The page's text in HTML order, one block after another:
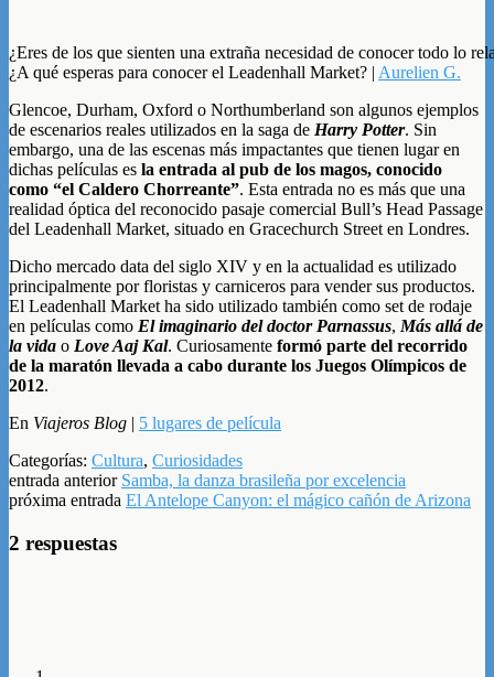
¿Eres de los que sienten una extraña necesidad de conocer todo lo
¿A qué esperas para conocer el Leadenhall Market? | Aurelien G.
Glencoe, Durham, Oxford o Northumberland son algunos ejemplos
de escenarios reales utilizados en la saga de Harry Potter. Sin
embargo, una de las escenas más impactantes que tienen lugar en
dichas películas es la entrada al pub de los magos, conocido
como “el Caldero Chorreante”. Esta entrada no es más que una
realidad óptica del reconocido pasaje comercial Bull’s Head Passage
del Leadenhall Market, situado en Gracechurch Street en Londres.
Dicho mercado data del siglo XIV y en la actualidad es utilizado
principalmente por floristas y carniceros para vender sus productos.
El Leadenhall Market ha sido utilizado también como set de rodaje
en películas como El imaginario del doctor Parnassus, Más allá de
la vida o Love Aaj Kal. Curiosamente formó parte del recorrido
de la maratón llevada a cabo durante los Juegos Olímpicos de
2012.
En Viajeros Blog | 5 lugares de película
Categorías: Cultura, Curiosidades
entrada anterior Samba, la danza brasileña por excelencia
próxima entrada El Antelope Canyon: el mágico cañón de Arizona
2 respuestas